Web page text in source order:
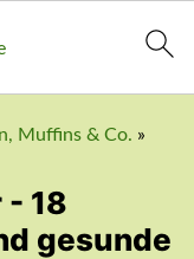
Muffins & Co. »
18
gesunde